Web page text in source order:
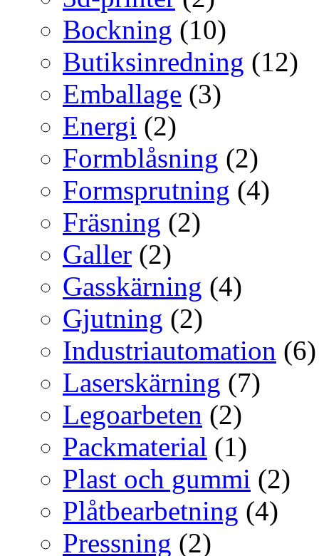
Bockning (10)
Butiksinredning (12)
Emballage (3)
Energi (2)
Formblåsning (2)
Formsprutning (4)
Fräsning (2)
Galler (2)
Gasskärning (4)
Gjutning (2)
Industriautomation (6)
Laserskärning (7)
Legoarbeten (2)
Packmaterial (1)
Plast och gummi (2)
Plåtbearbetning (4)
Pressning (2)